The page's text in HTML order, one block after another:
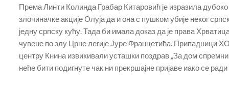
Према Линти Колинда Грабар Китаровић је изразила
злочиначке акције Олуја да и она с пушком убије неког
једну српску кућу. Тада би имала доказ да је права
чувене по злу Црне легије Јуре Францетића. Припадници
центру Книна извикивали усташки поздрав „За дом
неће бити подигнуте чак ни прекршајне пријаве иако се